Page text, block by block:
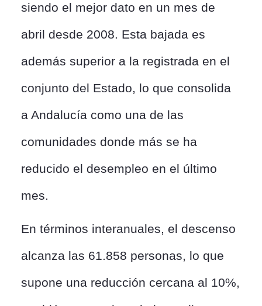
siendo el mejor dato en un mes de
abril desde 2008. Esta bajada es
además superior a la registrada en el
conjunto del Estado, lo que consolida
a Andalucía como una de las
comunidades donde más se ha
reducido el desempleo en el último
mes.
En términos interanuales, el descenso
alcanza las 61.858 personas, lo que
supone una reducción cercana al 10%,